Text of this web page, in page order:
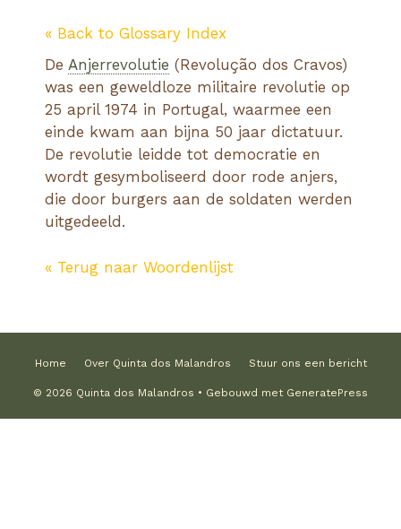
« Back to Glossary Index
De Anjerrevolutie (Revolução dos Cravos)
was een geweldloze militaire revolutie op
25 april 1974 in Portugal, waarmee een
einde kwam aan bijna 50 jaar dictatuur.
De revolutie leidde tot democratie en
wordt gesymboliseerd door rode anjers,
die door burgers aan de soldaten werden
uitgedeeld.
« Terug naar Woordenlijst
Home Over Quinta dos Malandros Stuur ons een bericht
© 2026 Quinta dos Malandros • Gebouwd met GeneratePress